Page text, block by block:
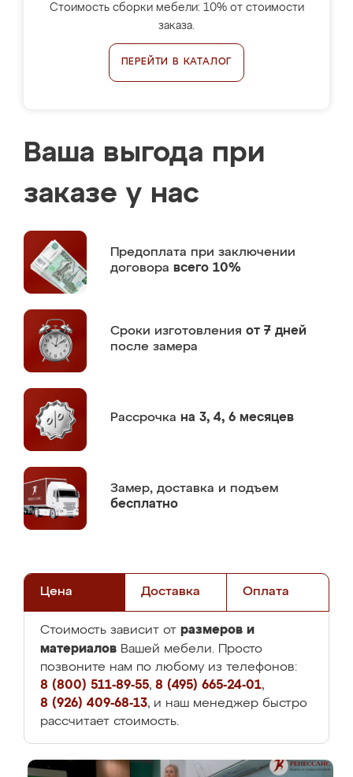
Стоимость сборки мебели: 10% от стоимости
заказа.
ПЕРЕЙТИ В КАТАЛОГ
Ваша выгода при
заказе у нас
Предоплата при заключении
договора всего 10%
Сроки изготовления от 7 дней
после замера
Рассрочка на 3, 4, 6 месяцев
Замер, доставка и подъем
бесплатно
Цена Доставка Оплата
Стоимость зависит от размеров и
материалов Вашей мебели. Просто
позвоните нам по любому из телефонов:
8 (800) 511-89-55, 8 (495) 665-24-01,
8 (926) 409-68-13, и наш менеджер быстро
рассчитает стоимость.